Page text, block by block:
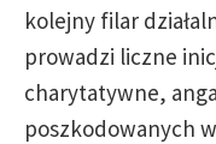
kolejny filar
prowadzi liczne
charytatywne,
poszkodowanych